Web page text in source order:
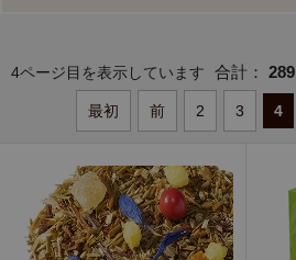
4ページ目を表示しています 合計： 289
最初 前 2 3 4